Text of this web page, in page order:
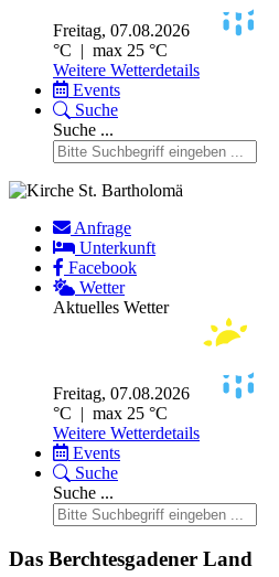
Freitag, 07.08.2026
°C | max 25 °C
Weitere Wetterdetails
Events
Suche
Suche ...
Anfrage
Unterkunft
Facebook
Wetter
Aktuelles Wetter
Freitag, 07.08.2026
°C | max 25 °C
Weitere Wetterdetails
Events
Suche
Suche ...
Das Berchtesgadener Land